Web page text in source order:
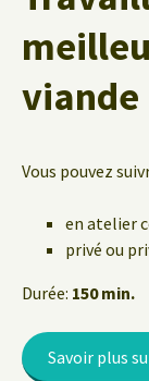
viande
Vous pouvez
en atelier
privé ou
Durée: 150 min.
Savoir plus